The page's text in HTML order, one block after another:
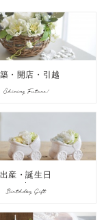
・開店・引越
Shining Future!
出産・誕生日
Birthday Gift